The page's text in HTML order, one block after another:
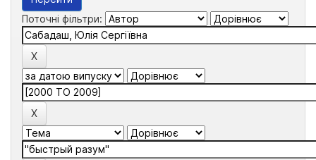
Поточні фільтри: